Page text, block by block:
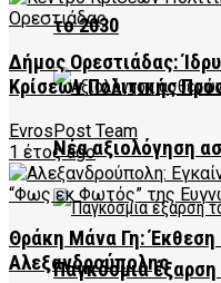
το 2030
Νέα αξιολόγηση
Παγκόσμια
Δήμος Ορεστιάδας:
Κρίσεων Πολιτικής
EvrosPost Team
1 έτος ago
Θράκη Μάνα Γη:
Αλεξανδρούπολης